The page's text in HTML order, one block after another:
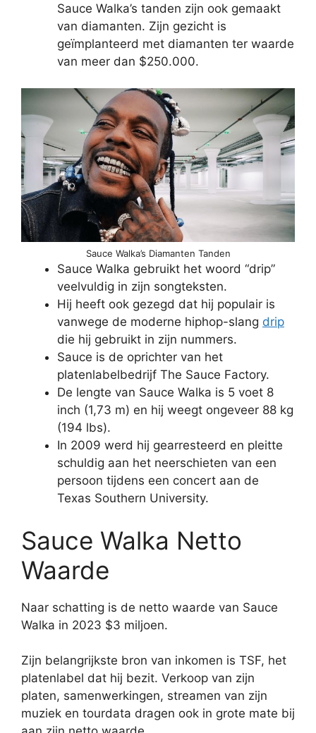
Sauce Walka’s tanden zijn ook gemaakt
van diamanten. Zijn gezicht is
geïmplanteerd met diamanten ter waarde
van meer dan $250.000.
Sauce Walka’s Diamanten Tanden
Sauce Walka gebruikt het woord “drip”
veelvuldig in zijn songteksten.
Hij heeft ook gezegd dat hij populair is
vanwege de moderne hiphop-slang drip
die hij gebruikt in zijn nummers.
Sauce is de oprichter van het
platenlabelbedrijf The Sauce Factory.
De lengte van Sauce Walka is 5 voet 8
inch (1,73 m) en hij weegt ongeveer 88 kg
(194 lbs).
In 2009 werd hij gearresteerd en pleitte
schuldig aan het neerschieten van een
persoon tijdens een concert aan de
Texas Southern University.
Sauce Walka Netto
Waarde
Naar schatting is de netto waarde van Sauce
Walka in 2023 $3 miljoen.
Zijn belangrijkste bron van inkomen is TSF, het
platenlabel dat hij bezit. Verkoop van zijn
platen, samenwerkingen, streamen van zijn
muziek en tourdata dragen ook in grote mate bij